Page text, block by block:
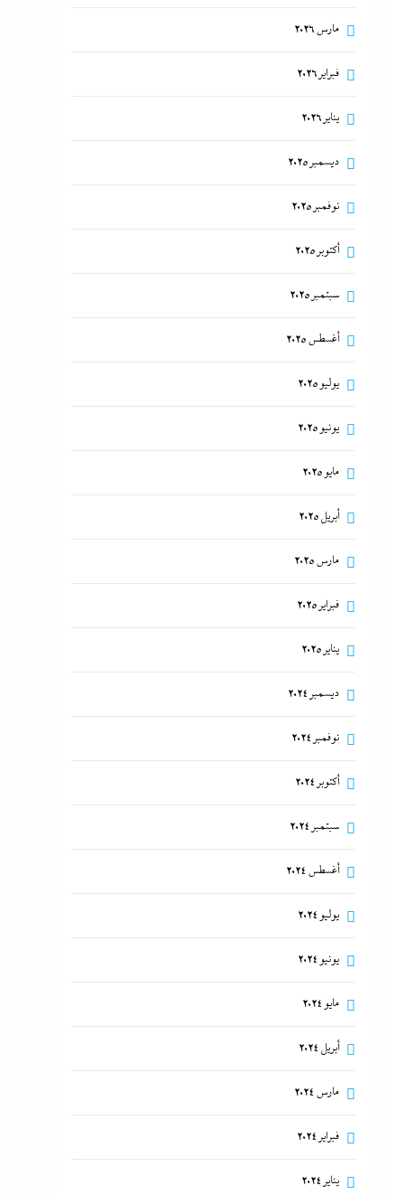
مارس 2026
فبراير 2026
يناير 2026
ديسمبر 2025
نوفمبر 2025
أكتوبر 2025
سبتمبر 2025
أغسطس 2025
يوليو 2025
يونيو 2025
مايو 2025
أبريل 2025
مارس 2025
فبراير 2025
يناير 2025
ديسمبر 2024
نوفمبر 2024
أكتوبر 2024
سبتمبر 2024
أغسطس 2024
يوليو 2024
يونيو 2024
مايو 2024
أبريل 2024
مارس 2024
فبراير 2024
يناير 2024